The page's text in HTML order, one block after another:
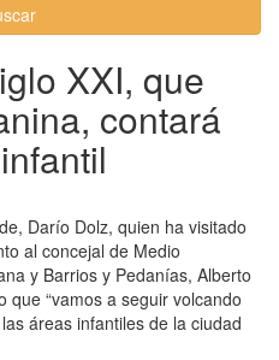
XXI, que
contará
Darío Dolz, quien ha visitado
al concejal de Medio
y Barrios y Pedanías, Alberto
“vamos a seguir volcando
áreas infantiles de la ciudad